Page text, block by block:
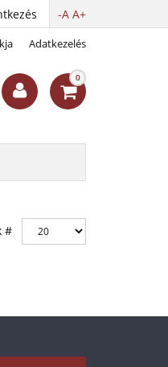
-A A+
Adatkezelés
0
#